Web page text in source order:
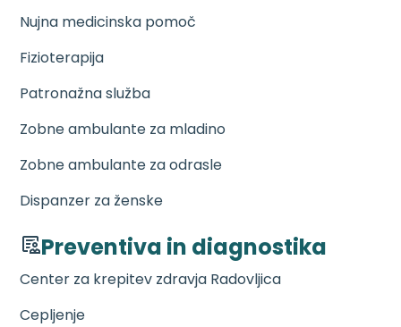
Nujna medicinska pomoč
Fizioterapija
Patronažna služba
Zobne ambulante za mladino
Zobne ambulante za odrasle
Dispanzer za ženske
Preventiva in diagnostika
Center za krepitev zdravja Radovljica
Cepljenje